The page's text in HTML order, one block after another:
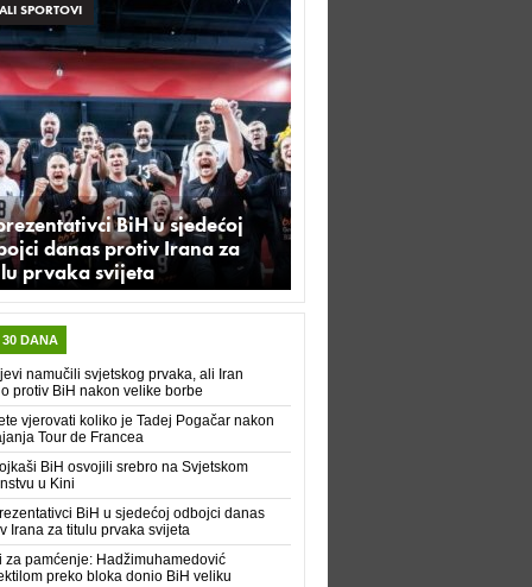
SPORTOVI
BiH u sjedećoj
danas protiv Irana za
prvaka svijeta
30 DANA
namučili svjetskog prvaka, ali Iran
protiv BiH nakon velike borbe
vjerovati koliko je Tadej Pogačar nakon
Tour de Francea
BiH osvojili srebro na Svjetskom
u Kini
BiH u sjedećoj odbojci danas
Irana za titulu prvaka svijeta
za pamćenje: Hadžimuhamedović
preko bloka donio BiH veliku